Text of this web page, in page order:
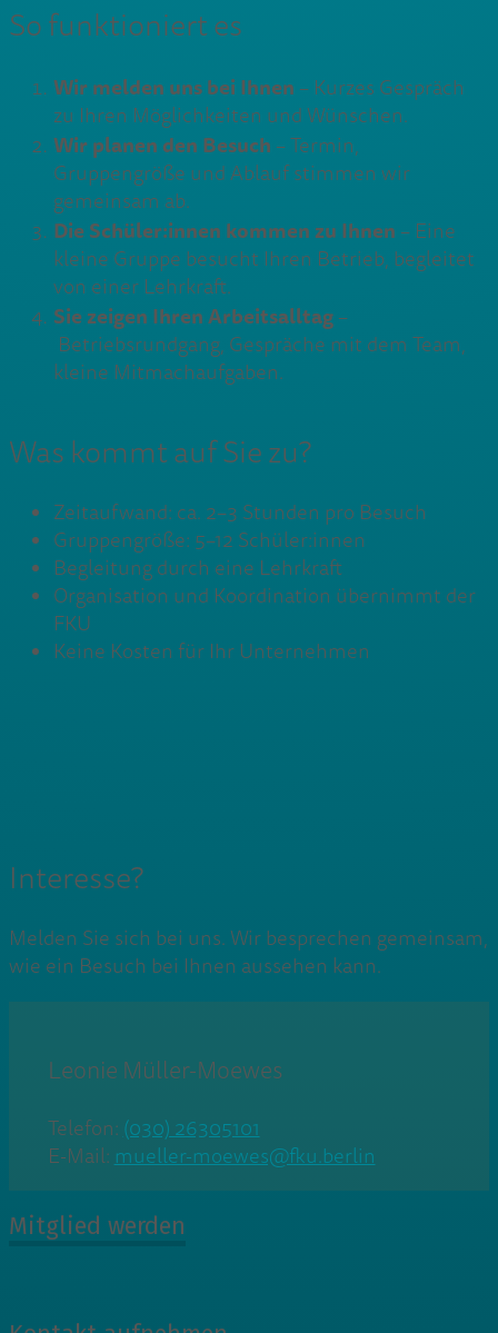
So funktioniert es
Wir melden uns bei Ihnen – Kurzes Gespräch
zu Ihren Möglichkeiten und Wünschen.
Wir planen den Besuch – Termin,
Gruppengröße und Ablauf stimmen wir
gemeinsam ab.
Die Schüler:innen kommen zu Ihnen – Eine
kleine Gruppe besucht Ihren Betrieb, begleitet
von einer Lehrkraft.
Sie zeigen Ihren Arbeitsalltag –
Betriebsrundgang, Gespräche mit dem Team,
kleine Mitmachaufgaben.
Was kommt auf Sie zu?
Zeitaufwand: ca. 2–3 Stunden pro Besuch
Gruppengröße: 5–12 Schüler:innen
Begleitung durch eine Lehrkraft
Organisation und Koordination übernimmt der
FKU
Keine Kosten für Ihr Unternehmen
Interesse?
Melden Sie sich bei uns. Wir besprechen gemeinsam,
wie ein Besuch bei Ihnen aussehen kann.
Leonie Müller-Moewes
Telefon: (030) 26305101
E-Mail: mueller-moewes@fku.berlin
Mitglied werden